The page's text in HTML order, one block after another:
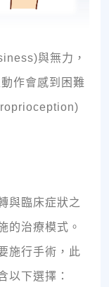
與無力，
作會感到困難
與臨床症狀之
的治療模式。
施行手術，此
以下選擇：